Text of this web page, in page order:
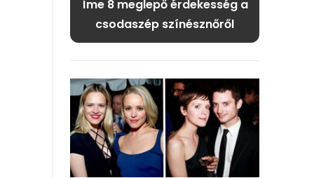
Íme 8 meglepő érdekesség a
csodaszép színésznőről